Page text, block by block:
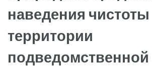
наведения чистоты
территории